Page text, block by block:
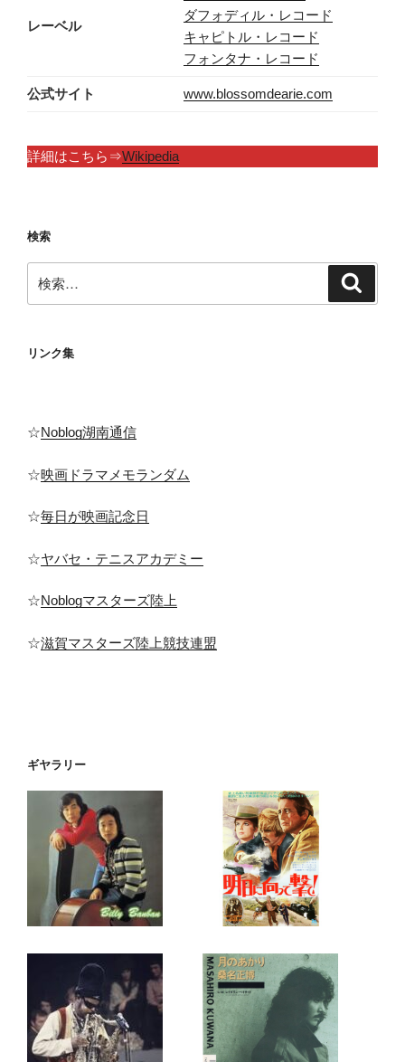
レーベル
ダフォディル・レコード
キャピトル・レコード
フォンタナ・レコード
公式サイト www.blossomdearie.com
詳細はこちら⇒Wikipedia
検索
索:
リンク集
☆Noblog湖南通信
☆映画ドラマメモランダム
☆毎日が映画記念日
☆ヤバセ・テニスアカデミー
☆Noblogマスターズ陸上
☆滋賀マスターズ陸上競技連盟
ギヤラリー